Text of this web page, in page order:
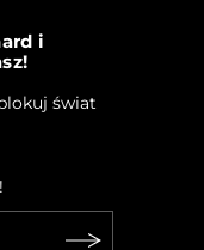
i
świat